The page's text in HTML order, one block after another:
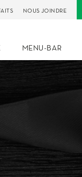
NOUS JOINDRE
MENU-BAR